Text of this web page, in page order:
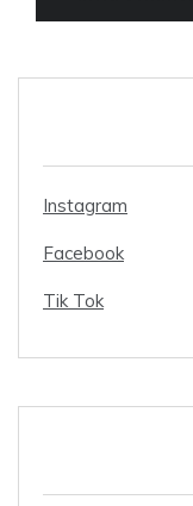
Instagram
Facebook
Tik Tok